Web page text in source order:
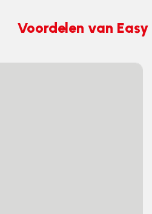
Voordelen van